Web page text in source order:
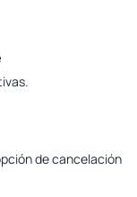
de cancelación